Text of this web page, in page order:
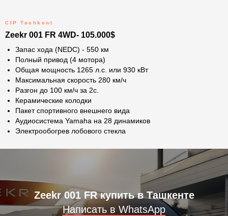
CIP Tashkent
Zeekr 001 FR 4WD- 105.000$
Запас хода (NEDC) - 550 км
Полный привод (4 мотора)
Общая мощность 1265 л.с. или 930 кВт
Максимальная скорость 280 км/ч
Разгон до 100 км/ч за 2с.
Керамические колодки
Пакет спортивного внешнего вида
Аудиосистема Yamaha на 28 динамиков
Электрообогрев лобового стекла
Zeekr 001 FR купить в Ташкенте
Написать в WhatsApp